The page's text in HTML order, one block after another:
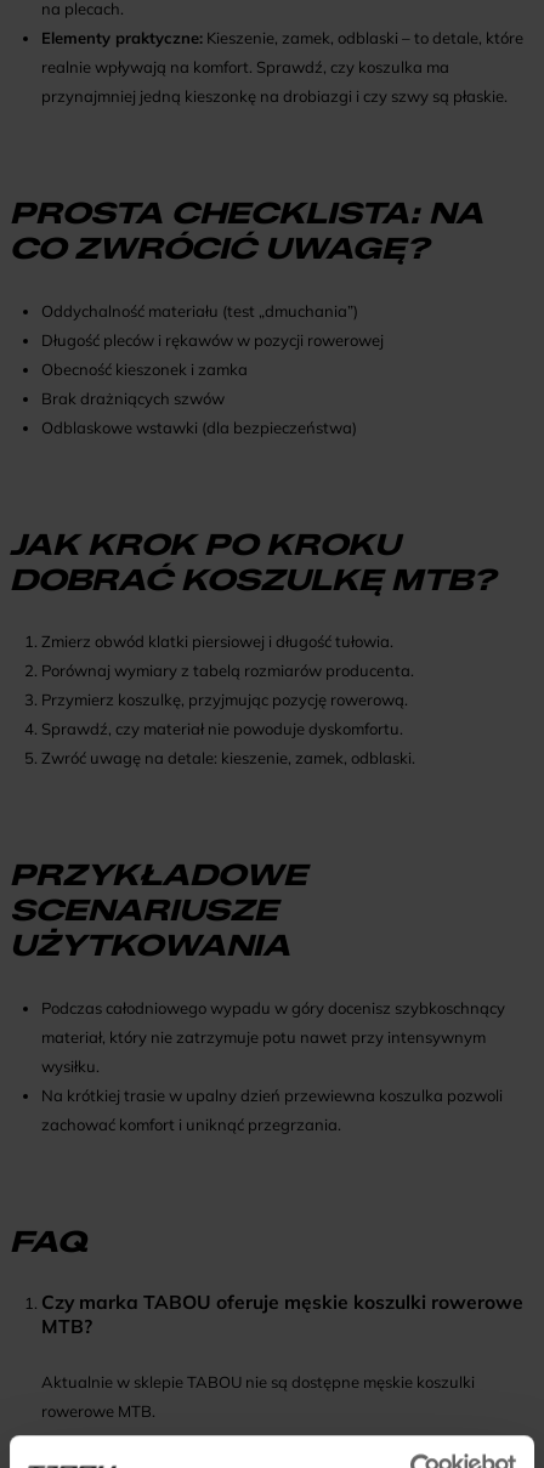
na plecach.
Elementy praktyczne: Kieszenie, zamek, odblaski – to detale, które
realnie wpływają na komfort. Sprawdź, czy koszulka ma
przynajmniej jedną kieszonkę na drobiazgi i czy szwy są płaskie.
PROSTA CHECKLISTA: NA
CO ZWRÓCIĆ UWAGĘ?
Oddychalność materiału (test „dmuchania”)
Długość pleców i rękawów w pozycji rowerowej
Obecność kieszonek i zamka
Brak drażniących szwów
Odblaskowe wstawki (dla bezpieczeństwa)
JAK KROK PO KROKU
DOBRAĆ KOSZULKĘ MTB?
Zmierz obwód klatki piersiowej i długość tułowia.
Porównaj wymiary z tabelą rozmiarów producenta.
Przymierz koszulkę, przyjmując pozycję rowerową.
Sprawdź, czy materiał nie powoduje dyskomfortu.
Zwróć uwagę na detale: kieszenie, zamek, odblaski.
PRZYKŁADOWE
SCENARIUSZE
UŻYTKOWANIA
Podczas całodniowego wypadu w góry docenisz szybkoschnący
materiał, który nie zatrzymuje potu nawet przy intensywnym
wysiłku.
Na krótkiej trasie w upalny dzień przewiewna koszulka pozwoli
zachować komfort i uniknąć przegrzania.
FAQ
Czy marka TABOU oferuje męskie koszulki rowerowe
MTB?
Aktualnie w sklepie TABOU nie są dostępne męskie koszulki
rowerowe MTB.